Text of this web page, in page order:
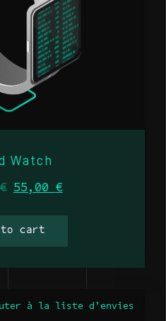
Watch
€ 55,00 €
to cart
à la liste d’envies